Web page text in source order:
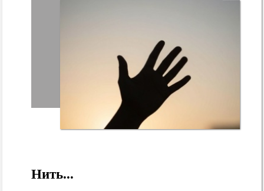
Нить...